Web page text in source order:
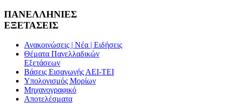
ΠΑΝΕΛΛΗΝΙΕΣ
ΕΞΕΤΑΣΕΙΣ
Ανακοινώσεις | Νέα | Ειδήσεις
Θέματα Πανελλαδικών
Εξετάσεων
Βάσεις Εισαγωγής ΑΕΙ-ΤΕΙ
Υπολογισμός Μορίων
Μηχανογραφικό
Αποτελέσματα